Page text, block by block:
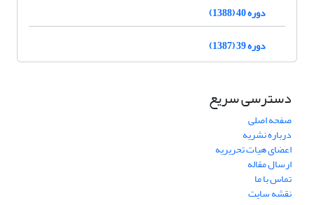
دوره 40 (1388)
دوره 39 (1387)
دسترسی سریع
صفحه اصلی
درباره نشریه
اعضای هیات تحریریه
ارسال مقاله
تماس با ما
نقشه سایت